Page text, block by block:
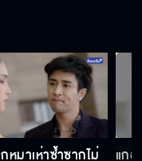
หมาเห่าซ้ำซากไม่
แกอ